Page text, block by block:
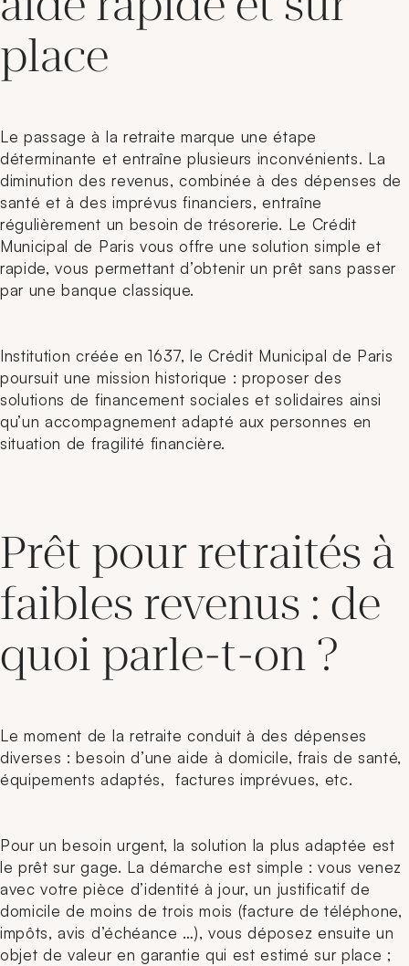
place
Le passage à la retraite marque une étape
déterminante et entraîne plusieurs inconvénients. La
diminution des revenus, combinée à des dépenses de
santé et à des imprévus financiers, entraîne
régulièrement un besoin de trésorerie. Le Crédit
Municipal de Paris vous offre une solution simple et
rapide, vous permettant d’obtenir un prêt sans passer
par une banque classique.
Institution créée en 1637, le Crédit Municipal de Paris
poursuit une mission historique : proposer des
solutions de financement sociales et solidaires ainsi
qu’un accompagnement adapté aux personnes en
situation de fragilité financière.
Prêt pour retraités à
faibles revenus : de
quoi parle-t-on ?
Le moment de la retraite conduit à des dépenses
diverses : besoin d’une aide à domicile, frais de santé,
équipements adaptés, factures imprévues, etc.
Pour un besoin urgent, la solution la plus adaptée est
le prêt sur gage. La démarche est simple : vous venez
avec votre pièce d’identité à jour, un justificatif de
domicile de moins de trois mois (facture de téléphone,
impôts, avis d’échéance …), vous déposez ensuite un
objet de valeur en garantie qui est estimé sur place ;